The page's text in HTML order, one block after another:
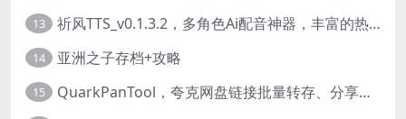
13 祈风TTS_v0.1.3.2，多角色Ai配音神器，丰富的热门音色
14 亚洲之子存档+攻略
15 QuarkPanTool，夸克网盘链接批量转存、分享和下载工具